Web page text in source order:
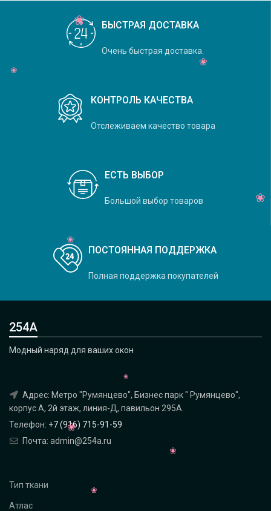
БЫСТРАЯ ДОСТАВКА
Очень быстрая доставка.
КОНТРОЛЬ КАЧЕСТВА
Отслеживаем качество товара
ЕСТЬ ВЫБОР
Большой выбор товаров
ПОСТОЯННАЯ ПОДДЕРЖКА
Полная поддержка покупателей
254А
Модный наряд для ваших окон
Адрес: Метро "Румянцево", Бизнес парк " Румянцево",
корпус А, 2й этаж, линия-Д, павильон 295A.
Телефон: +7 (916) 715-91-59
Почта: admin@254a.ru
Тип ткани
Атлас